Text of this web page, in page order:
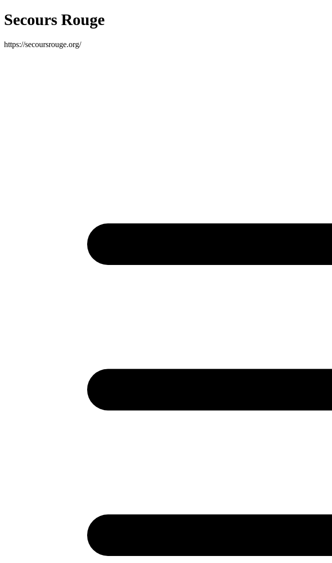
Secours Rouge
https://secoursrouge.org/